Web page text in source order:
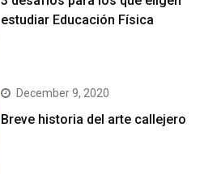
estudiar Educación Física
December 9, 2020
Breve historia del arte callejero